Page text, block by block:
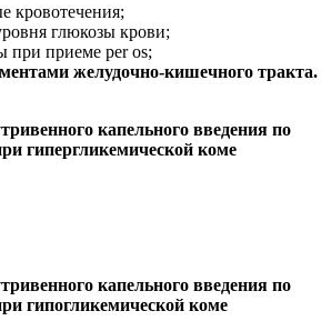
кровотечения;
глюкозы крови;
при приеме per os;
желудочно-кишечного тракта.
капельного введения по
гипергликемической коме
капельного введения по
гипогликемической коме